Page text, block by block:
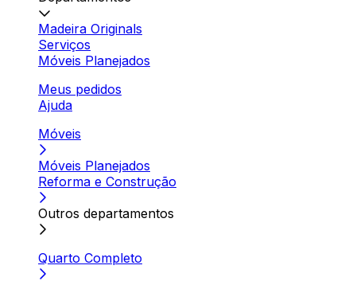
Madeira Originals
Serviços
Móveis Planejados
Meus pedidos
Ajuda
Móveis
Móveis Planejados
Reforma e Construção
Outros departamentos
Quarto Completo